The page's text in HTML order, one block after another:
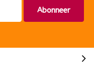
Abonneer